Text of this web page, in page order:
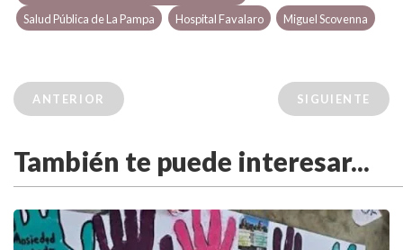
Salud Pública de La Pampa
Hospital Favalaro Miguel Scovenna
ANTERIOR SIGUIENTE
También te puede interesar...